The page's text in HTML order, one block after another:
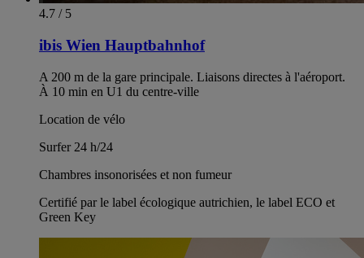
4.7 / 5
ibis Wien Hauptbahnhof
A 200 m de la gare principale. Liaisons directes à l'aéroport.
À 10 min en U1 du centre-ville
Location de vélo
Surfer 24 h/24
Chambres insonorisées et non fumeur
Certifié par le label écologique autrichien, le label ECO et
Green Key